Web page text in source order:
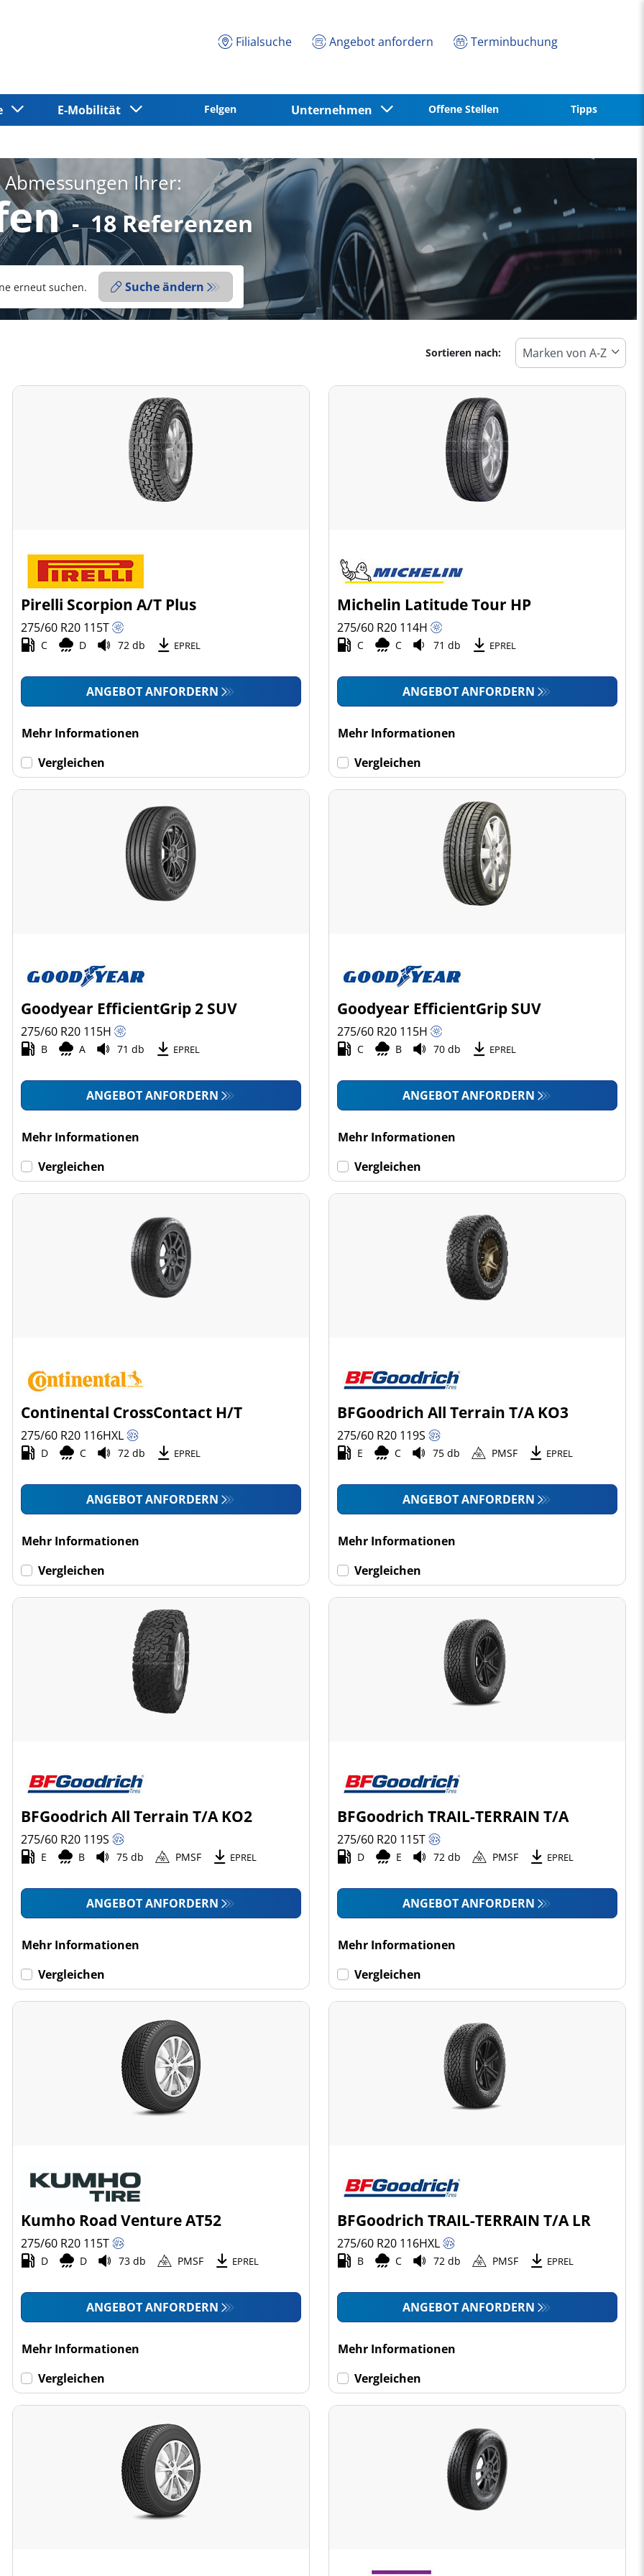
Filialsuche Angebot anfordern Terminbuchung
E-Mobilität Felgen Unternehmen Offene Stellen Tipps
Ihrer:
- 18 Referenzen
erneut suchen. Suche ändern
Sortieren nach:
Pirelli Scorpion A/T Plus
275/60 R20 115T
C D 72 db EPREL
ANGEBOT ANFORDERN
Mehr Informationen
Vergleichen
Michelin Latitude Tour HP
275/60 R20 114H
C C 71 db EPREL
ANGEBOT ANFORDERN
Mehr Informationen
Vergleichen
Goodyear EfficientGrip 2 SUV
275/60 R20 115H
B A 71 db EPREL
ANGEBOT ANFORDERN
Mehr Informationen
Vergleichen
Goodyear EfficientGrip SUV
275/60 R20 115H
C B 70 db EPREL
ANGEBOT ANFORDERN
Mehr Informationen
Vergleichen
Continental CrossContact H/T
275/60 R20 116HXL
D C 72 db EPREL
ANGEBOT ANFORDERN
Mehr Informationen
Vergleichen
BFGoodrich All Terrain T/A KO3
275/60 R20 119S
E C 75 db PMSF EPREL
ANGEBOT ANFORDERN
Mehr Informationen
Vergleichen
BFGoodrich All Terrain T/A KO2
275/60 R20 119S
E B 75 db PMSF EPREL
ANGEBOT ANFORDERN
Mehr Informationen
Vergleichen
BFGoodrich TRAIL-TERRAIN T/A
275/60 R20 115T
D E 72 db PMSF EPREL
ANGEBOT ANFORDERN
Mehr Informationen
Vergleichen
Kumho Road Venture AT52
275/60 R20 115T
D D 73 db PMSF EPREL
ANGEBOT ANFORDERN
Mehr Informationen
Vergleichen
BFGoodrich TRAIL-TERRAIN T/A LR
275/60 R20 116HXL
B C 72 db PMSF EPREL
ANGEBOT ANFORDERN
Mehr Informationen
Vergleichen